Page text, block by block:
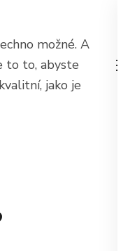
možné. A
to to, abyste
jako je